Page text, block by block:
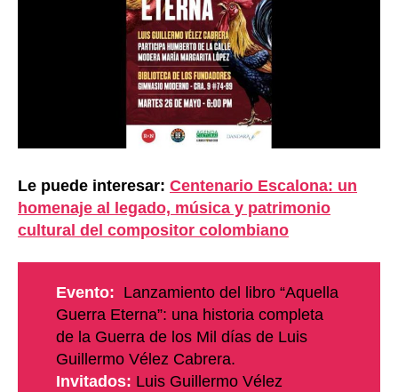
Le puede interesar: Centenario Escalona: un
homenaje al legado, música y patrimonio
cultural del compositor colombiano
Evento: Lanzamiento del libro “Aquella
Guerra Eterna”: una historia completa
de la Guerra de los Mil días de Luis
Guillermo Vélez Cabrera.
Invitados: Luis Guillermo Vélez